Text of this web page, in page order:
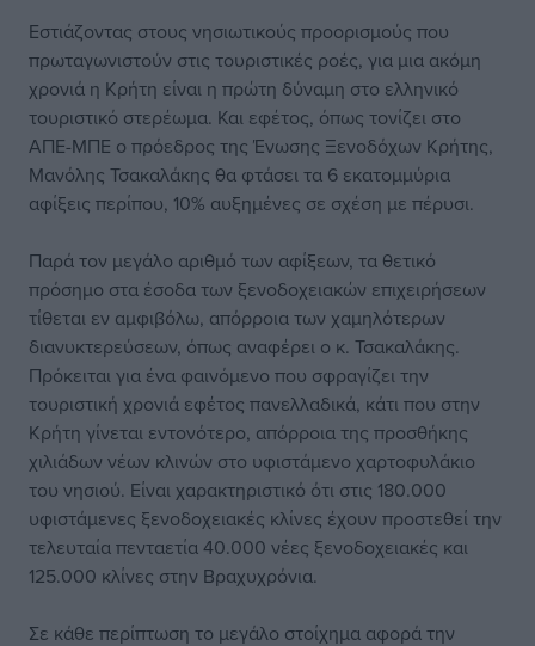
Εστιάζοντας στους νησιωτικούς προορισμούς που
πρωταγωνιστούν στις τουριστικές ροές, για μια ακόμη
χρονιά η Κρήτη είναι η πρώτη δύναμη στο ελληνικό
τουριστικό στερέωμα. Και εφέτος, όπως τονίζει στο
ΑΠΕ-ΜΠΕ ο πρόεδρος της Ένωσης Ξενοδόχων Κρήτης,
Μανόλης Τσακαλάκης θα φτάσει τα 6 εκατομμύρια
αφίξεις περίπου, 10% αυξημένες σε σχέση με πέρυσι.
Παρά τον μεγάλο αριθμό των αφίξεων, τα θετικό
πρόσημο στα έσοδα των ξενοδοχειακών επιχειρήσεων
τίθεται εν αμφιβόλω, απόρροια των χαμηλότερων
διανυκτερεύσεων, όπως αναφέρει ο κ. Τσακαλάκης.
Πρόκειται για ένα φαινόμενο που σφραγίζει την
τουριστική χρονιά εφέτος πανελλαδικά, κάτι που στην
Κρήτη γίνεται εντονότερο, απόρροια της προσθήκης
χιλιάδων νέων κλινών στο υφιστάμενο χαρτοφυλάκιο
του νησιού. Είναι χαρακτηριστικό ότι στις 180.000
υφιστάμενες ξενοδοχειακές κλίνες έχουν προστεθεί την
τελευταία πενταετία 40.000 νέες ξενοδοχειακές και
125.000 κλίνες στην Βραχυχρόνια.
Σε κάθε περίπτωση το μεγάλο στοίχημα αφορά την